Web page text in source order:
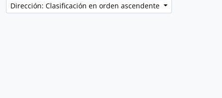
Dirección: Clasificación en orden ascendente